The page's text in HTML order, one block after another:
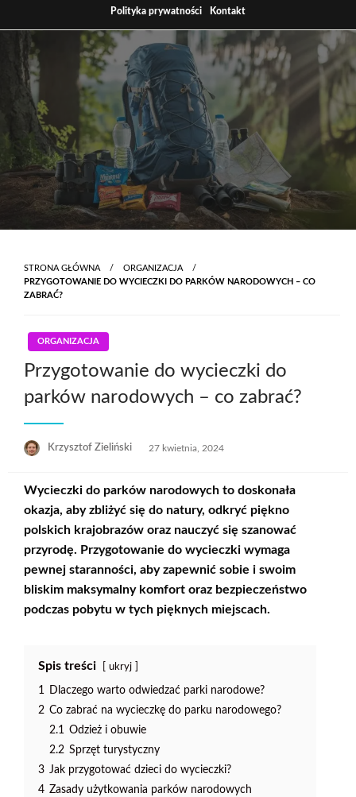
to
content
Polityka prywatności Kontakt
STRONA GŁÓWNA
ORGANIZACJA
PRZYGOTOWANIE DO WYCIECZKI DO PARKÓW NARODOWYCH – CO
ZABRAĆ?
ORGANIZACJA
Przygotowanie do wycieczki do
parków narodowych – co zabrać?
Krzysztof Zieliński
Opublikowane
27 kwietnia, 2024
Wycieczki do parków narodowych to doskonała
okazja, aby zbliżyć się do natury, odkryć piękno
polskich krajobrazów oraz nauczyć się szanować
przyrodę. Przygotowanie do wycieczki wymaga
pewnej staranności, aby zapewnić sobie i swoim
bliskim maksymalny komfort oraz bezpieczeństwo
podczas pobytu w tych pięknych miejscach.
Spis treści ukryj
1 Dlaczego warto odwiedzać parki narodowe?
2 Co zabrać na wycieczkę do parku narodowego?
2.1 Odzież i obuwie
2.2 Sprzęt turystyczny
3 Jak przygotować dzieci do wycieczki?
4 Zasady użytkowania parków narodowych